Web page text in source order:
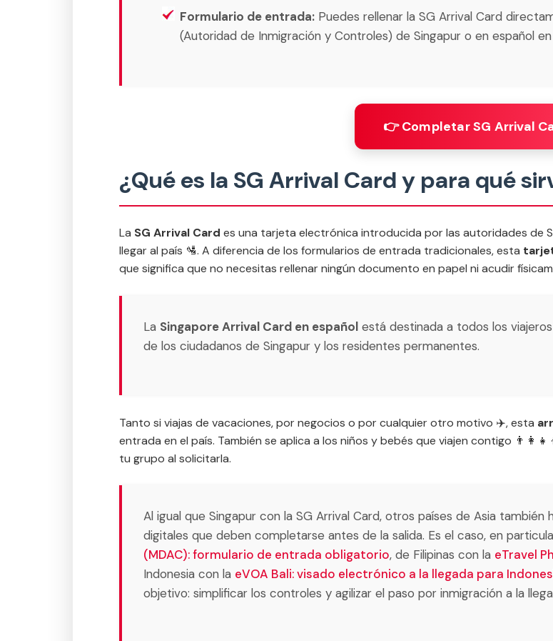
Formulario de entrada: Puedes rellenar la SG Arrival Card
(Autoridad de Inmigración y Controles) de Singapur o en español
👉 Completar SG Arrival
¿Qué es la SG Arrival Card y para qué
La SG Arrival Card es una tarjeta electrónica introducida por las autoridades de
llegar al país 🛂. A diferencia de los formularios de entrada tradicionales, esta
que significa que no necesitas rellenar ningún documento en papel ni acudir
La Singapore Arrival Card en español está destinada a todos los
de los ciudadanos de Singapur y los residentes permanentes.
Tanto si viajas de vacaciones, por negocios o por cualquier otro motivo ✈️, esta
entrada en el país. También se aplica a los niños y bebés que viajen contigo
tu grupo al solicitarla.
Al igual que Singapur con la SG Arrival Card, otros países de Asia
digitales que deben completarse antes de la salida. Es el caso, en
(MDAC): formulario de entrada obligatorio, de Filipinas con la eTravel
Indonesia con la eVOA Bali: visado electrónico a la llegada para
objetivo: simplificar los controles y agilizar el paso por inmigración a la